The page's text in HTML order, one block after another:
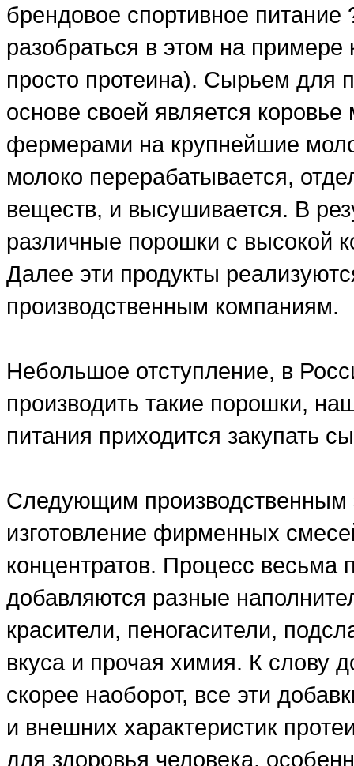
брендовое спортивное
разобраться в этом на примере
просто протеина). Сырьем для
основе своей является
фермерами на крупнейшие
молоко перерабатывается,
веществ, и высушивается. В
различные порошки с высокой
Далее эти продукты
производственным компаниям.
Небольшое отступление, в
производить такие порошки,
питания приходится закупать
Следующим производственным
изготовление фирменных
концентратов. Процесс весьма
добавляются разные
красители, пеногасители,
вкуса и прочая химия. К слову
скорее наоборот, все эти
и внешних характеристик
для здоровья человека,